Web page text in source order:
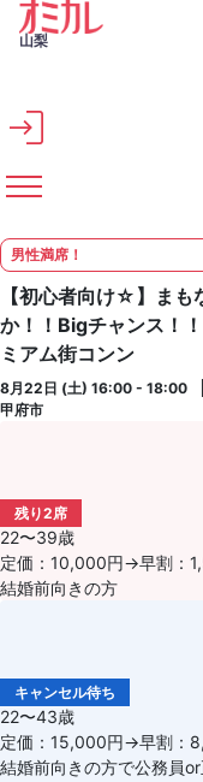
メインコンテンツへスキッ
山梨
男性満席！
【初心者向け☆】ま
か！！Bigチャンス！
ミアム街コンン
8月22日 (土) 16:00 - 18:00
甲府市
残り2席
22〜39歳
定価：10,000円→早割：
結婚前向きの方
キャンセル待ち
22〜43歳
定価：15,000円→早割：
結婚前向きの方で公務員